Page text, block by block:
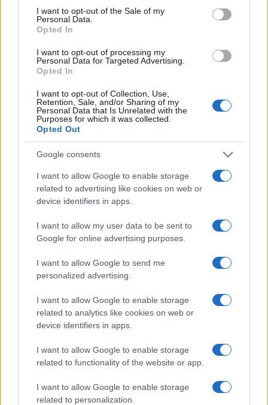
consent section.
I want to opt-out of the Sale of my
Personal Data.
Opted In
I want to opt-out of processing my
Personal Data for Targeted Advertising.
Opted In
I want to opt-out of Collection, Use,
Retention, Sale, and/or Sharing of my
Personal Data that Is Unrelated with the
Purposes for which it was collected.
Opted Out
Google consents
I want to allow Google to enable storage
related to advertising like cookies on web or
device identifiers in apps.
I want to allow my user data to be sent to
Google for online advertising purposes.
I want to allow Google to send me
personalized advertising.
I want to allow Google to enable storage
related to analytics like cookies on web or
device identifiers in apps.
I want to allow Google to enable storage
related to functionality of the website or app.
I want to allow Google to enable storage
related to personalization.
ΕΚΔΗΛΩΣΕΙΣ
Τριήμερο παμποντιακό πανοΰρ στην Επισκοπή Νάουσας
ΕΚΔΗΛΩΣΕΙΣ
Ο «Εύξεινος Πόντος» Κορυδαλλού πανηγυρίζει ποντιακά,
για 4η συνεχόμενη χρονιά